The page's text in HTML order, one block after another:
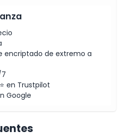
encriptado de extremo a
en Trustpilot
Google